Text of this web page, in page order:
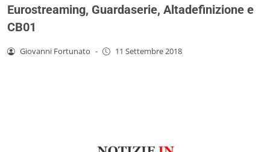
Eurostreaming, Guardaserie, Altadefinizione e
CB01
Giovanni Fortunato - 11 Settembre 2018